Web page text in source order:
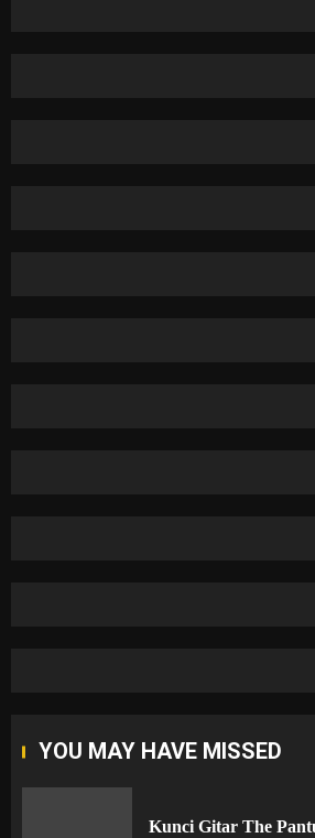
YOU MAY HAVE MISSED
Kunci Gitar The